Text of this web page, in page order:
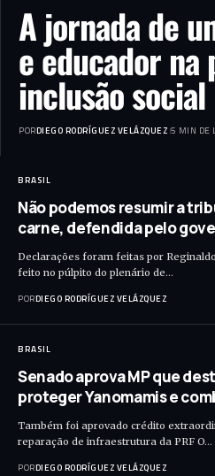
A jornada de
e educador na
inclusão social
PORDIEGO RODRÍGUEZ VELÁZQUEZ 5 MIN DE
BRASIL
Não podemos resumir a
carne, defendida pelo
Declarações foram feitas por
feito no púlpito do plenário de…
PORDIEGO RODRÍGUEZ VELÁZQUEZ
BRASIL
Senado aprova MP que
proteger Yanomamis e
Também foi aprovado crédito
reparação de infraestrutura da PRF O…
PORDIEGO RODRÍGUEZ VELÁZQUEZ